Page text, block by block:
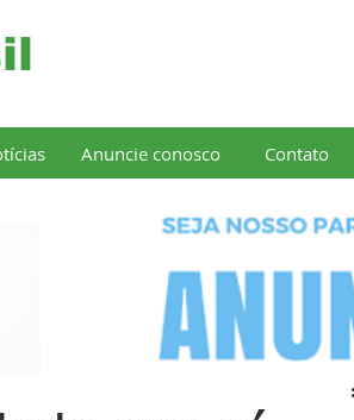
Anuncie conosco Contato